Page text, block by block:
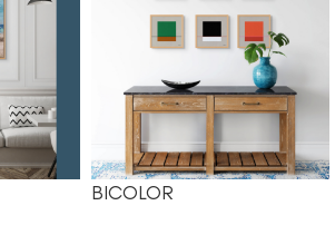
BICOLOR